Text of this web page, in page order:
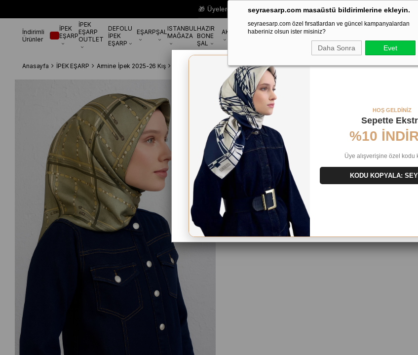
seyraesarp.com masaüstü bildirimlerine ekleyin.
seyraesarp.com özel fırsatlardan ve güncel kampanyalardan
haberiniz olsun ister misiniz?
Daha Sonra Evet
🎁 Üyelere Özel Sepette%10 EKSTRA İNDİRİM HEDİYE ÇEKİ! KOD:
İndirimli
Ürünler
İPEK
EŞARP
İPEK
EŞARP
OUTLET
DEFOLU
İPEK
EŞARP
EŞARPŞALISTANBUL
MAĞAZA
HAZIR
BONE
ŞAL
AKSESUARMARKALAR
Anasayfa İPEK EŞARP Armine İpek 2025-26 Kış Armine Sura Saf İpek Eşarp 9407 - 32 Yeşil Karışık Desen
HOŞ GELDİNİZ
Sepette
%10
Üye alışverişine özel kodu
KODU KOPYALA: